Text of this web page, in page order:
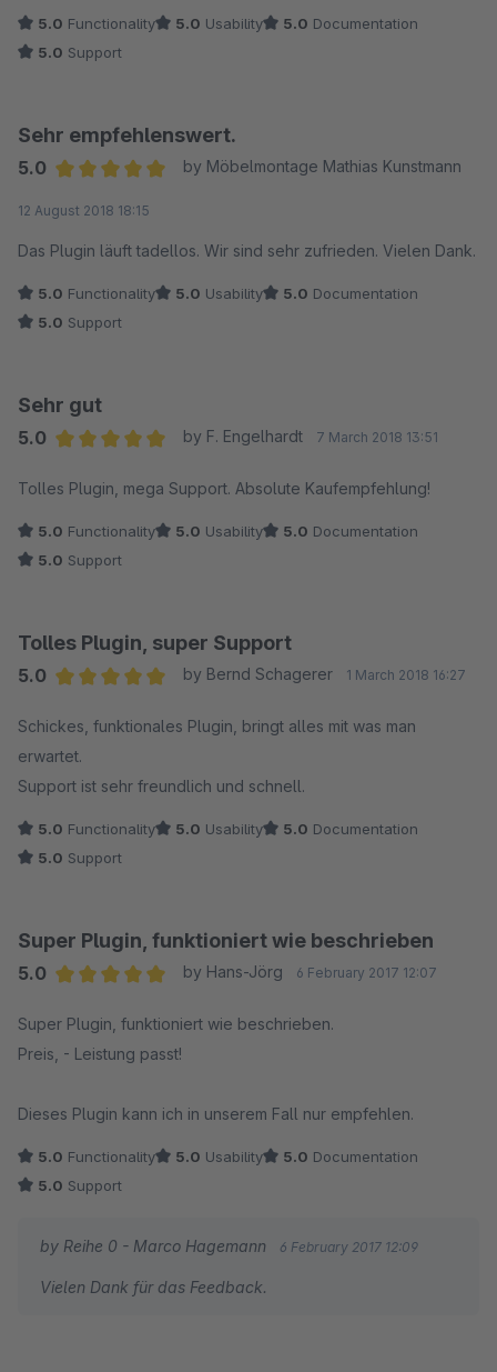
5.0 Functionality 5.0 Usability 5.0 Documentation
5.0 Support
Sehr empfehlenswert.
5.0
by Möbelmontage Mathias Kunstmann
12 August 2018 18:15
Das Plugin läuft tadellos. Wir sind sehr zufrieden. Vielen Dank.
5.0 Functionality 5.0 Usability 5.0 Documentation
5.0 Support
Sehr gut
5.0
by F. Engelhardt 7 March 2018 13:51
Tolles Plugin, mega Support. Absolute Kaufempfehlung!
5.0 Functionality 5.0 Usability 5.0 Documentation
5.0 Support
Tolles Plugin, super Support
5.0
by Bernd Schagerer 1 March 2018 16:27
Schickes, funktionales Plugin, bringt alles mit was man
erwartet.
Support ist sehr freundlich und schnell.
5.0 Functionality 5.0 Usability 5.0 Documentation
5.0 Support
Super Plugin, funktioniert wie beschrieben
5.0
by Hans-Jörg 6 February 2017 12:07
Super Plugin, funktioniert wie beschrieben.
Preis, - Leistung passt!
Dieses Plugin kann ich in unserem Fall nur empfehlen.
5.0 Functionality 5.0 Usability 5.0 Documentation
5.0 Support
by Reihe 0 - Marco Hagemann 6 February 2017 12:09
Vielen Dank für das Feedback.